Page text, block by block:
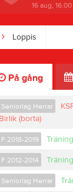
16 aug, 16:00
Loppis
På gång
Seniorlag Herrar
Birlik (borta)
F 2018-2019 Träning
F 2012-2014 Träning
Seniorlag Herrar